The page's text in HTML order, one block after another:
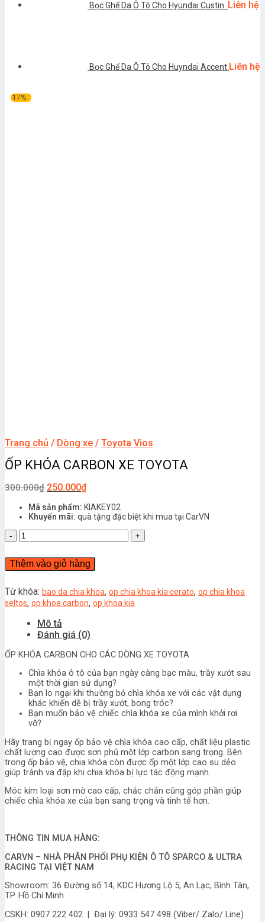
Bọc Ghế Da Ô Tô Cho Hyundai Custin Liên hệ
Bọc Ghế Da Ô Tô Cho Huyndai Accent Liên hệ
-17%
Trang chủ / Dòng xe / Toyota Vios
ỐP KHÓA CARBON XE TOYOTA
300.000₫ 250.000₫
Mã sản phẩm: KIAKEY02
Khuyến mãi: quà tặng đặc biệt khi mua tại CarVN
ỐP
KHÓA
CARBON
XE
số
lượng
Thêm vào giỏ hàng
Từ khóa: bao da chia khoa, op chia khoa kia cerato, op chia khoa
seltos, op khoa carbon, op khoa kia
Mô tả
Đánh giá (0)
ỐP KHÓA CARBON CHO CÁC DÒNG XE TOYOTA
Chìa khóa ô tô của bạn ngày càng bạc màu, trầy xướt sau
một thời gian sử dụng?
Bạn lo ngại khi thường bỏ chìa khóa xe với các vật dụng
khác khiến dễ bị trầy xướt, bong tróc?
Bạn muốn bảo vệ chiếc chìa khóa xe của mình khởi rơi
vỡ?
Hãy trang bị ngay ốp bảo vệ chìa khóa cao cấp, chất liệu plastic
chất lượng cao được sơn phủ một lớp carbon sang trọng. Bên
trong ốp bảo vệ, chia khóa còn được ốp một lớp cao su dẻo
giúp tránh va đập khi chia khóa bị lực tác động mạnh.
Móc kim loại sơn mờ cao cấp, chắc chắn cũng góp phần giúp
chiếc chìa khóa xe của bạn sang trọng và tinh tế hơn.
THÔNG TIN MUA HÀNG:
CARVN – NHÀ PHÂN PHỐI PHỤ KIỆN Ô TÔ SPARCO & ULTRA
RACING TẠI VIỆT NAM
Showroom: 36 Đường số 14, KDC Hương Lộ 5, An Lạc, Bình Tân,
TP. Hồ Chí Minh
CSKH: 0907 222 402 | Đại lý: 0933 547 498 (Viber/ Zalo/ Line)